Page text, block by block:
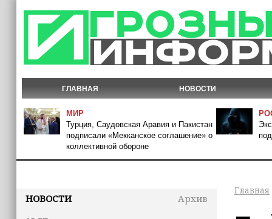
ГЛАВНАЯ НОВОСТИ
МИР
Турция, Саудовская Аравия и Пакистан
подписали «Мекканское соглашение» о
коллективной обороне
НОВОСТИ
Архив
Главная